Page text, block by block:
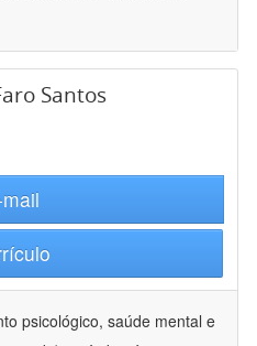
Santos
psicológico, saúde mental e